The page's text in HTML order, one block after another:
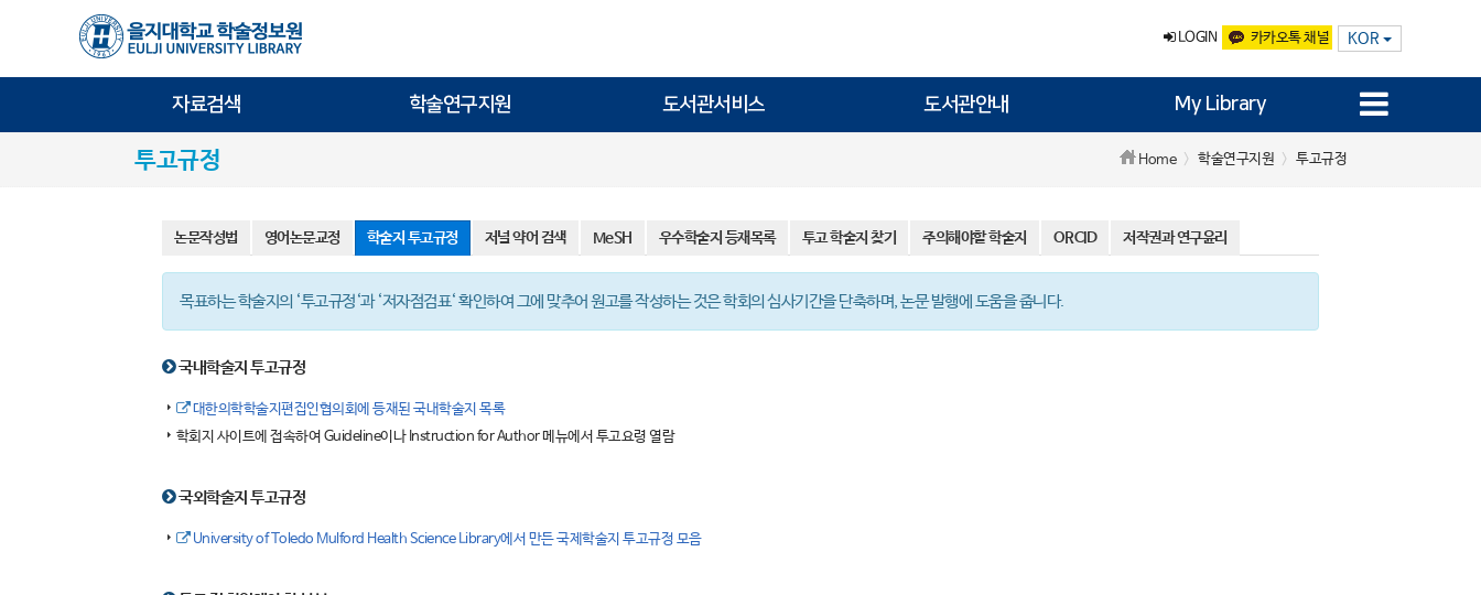
LOGIN 카카오톡 채널 KOR
자료검색 학술연구지원 도서관서비스 도서관안내 My Library
투고규정 Home 학술연구지원 투고규정
논문작성법 영어논문교정 학술지 투고규정 저널 약어 검색 MeSH 우수학술지 등재목록 투고 학술지 찾기 주의해야할 학술지 ORCID 저작권과 연구윤리
목표하는 학술지의 ‘투고규정‘과 ‘저자점검표‘ 확인하여 그에 맞추어 원고를 작성하는 것은 학회의 심사기간을 단축하며, 논문 발행에 도움을 줍니다.
국내학술지 투고규정
대한의학학술지편집인협의회에 등재된 국내학술지 목록
학회지 사이트에 접속하여 Guideline이나 Instruction for Author 메뉴에서 투고요령 열람
국외학술지 투고규정
University of Toledo Mulford Health Science Library에서 만든 국제학술지 투고규정 모음